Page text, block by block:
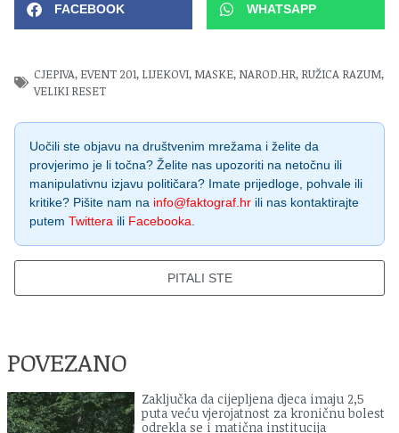
FACEBOOK WHATSAPP
CJEPIVA, EVENT 201, LIJEKOVI, MASKE, NAROD.HR, RUŽICA RAZUM,
VELIKI RESET
Uočili ste objavu na društvenim mrežama i želite da
provjerimo je li točna? Želite nas upozoriti na netočnu ili
manipulativnu izjavu političara? Imate prijedloge, pohvale ili
kritike? Pišite nam na info@faktograf.hr ili nas kontaktirajte
putem Twittera ili Facebooka
PITALI STE
POVEZANO
Zaključka da cijepljena djeca imaju 2,5
puta veću vjerojatnost za kroničnu bolest
odrekla se i matična institucija